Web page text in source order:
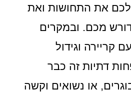
את התחושות ואת
מכם. ובמקרים
וגידול
דתיות זה כבר
או נשואים וקשה